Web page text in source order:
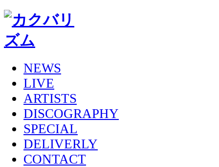
NEWS
LIVE
ARTISTS
DISCOGRAPHY
SPECIAL
DELIVERLY
CONTACT